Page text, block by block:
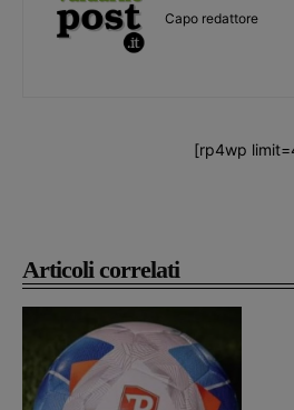
Articoli correlati
Capo redattore
[rp4wp